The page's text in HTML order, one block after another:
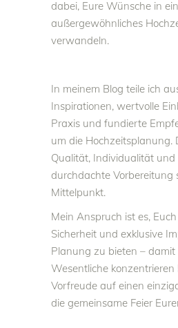
dabei, Eure Wünsche in
außergewöhnliches
verwandeln.
In meinem Blog teile ich
Inspirationen, wertvolle
Praxis und fundierte
um die Hochzeitsplanung.
Qualität, Individualität und
durchdachte Vorbereitung
Mittelpunkt.
Mein Anspruch ist es,
Sicherheit und exklusive
Planung zu bieten –
Wesentliche konzentrieren
Vorfreude auf einen
die gemeinsame Feier